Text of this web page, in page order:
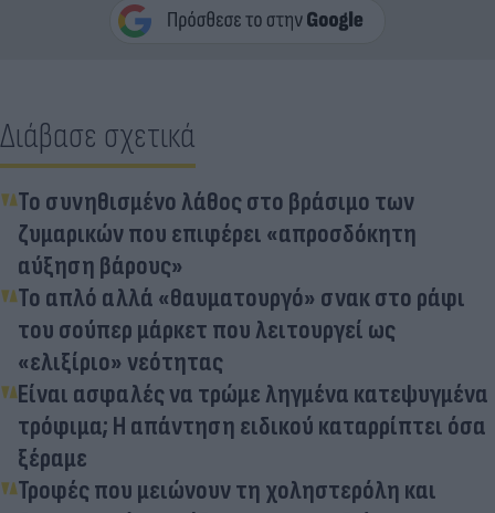
Διάβασε σχετικά
Το συνηθισμένο λάθος στο βράσιμο των
ζυμαρικών που επιφέρει «απροσδόκητη
αύξηση βάρους»
Το απλό αλλά «θαυματουργό» σνακ στο ράφι
του σούπερ μάρκετ που λειτουργεί ως
«ελιξίριο» νεότητας
Είναι ασφαλές να τρώμε ληγμένα κατεψυγμένα
τρόφιμα; Η απάντηση ειδικού καταρρίπτει όσα
ξέραμε
Τροφές που μειώνουν τη χοληστερόλη και